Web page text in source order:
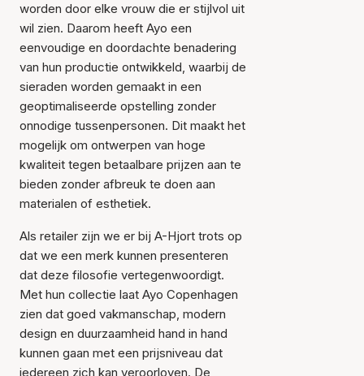
worden door elke vrouw die er stijlvol uit
wil zien. Daarom heeft Ayo een
eenvoudige en doordachte benadering
van hun productie ontwikkeld, waarbij de
sieraden worden gemaakt in een
geoptimaliseerde opstelling zonder
onnodige tussenpersonen. Dit maakt het
mogelijk om ontwerpen van hoge
kwaliteit tegen betaalbare prijzen aan te
bieden zonder afbreuk te doen aan
materialen of esthetiek.
Als retailer zijn we er bij A-Hjort trots op
dat we een merk kunnen presenteren
dat deze filosofie vertegenwoordigt.
Met hun collectie laat Ayo Copenhagen
zien dat goed vakmanschap, modern
design en duurzaamheid hand in hand
kunnen gaan met een prijsniveau dat
iedereen zich kan veroorloven. De